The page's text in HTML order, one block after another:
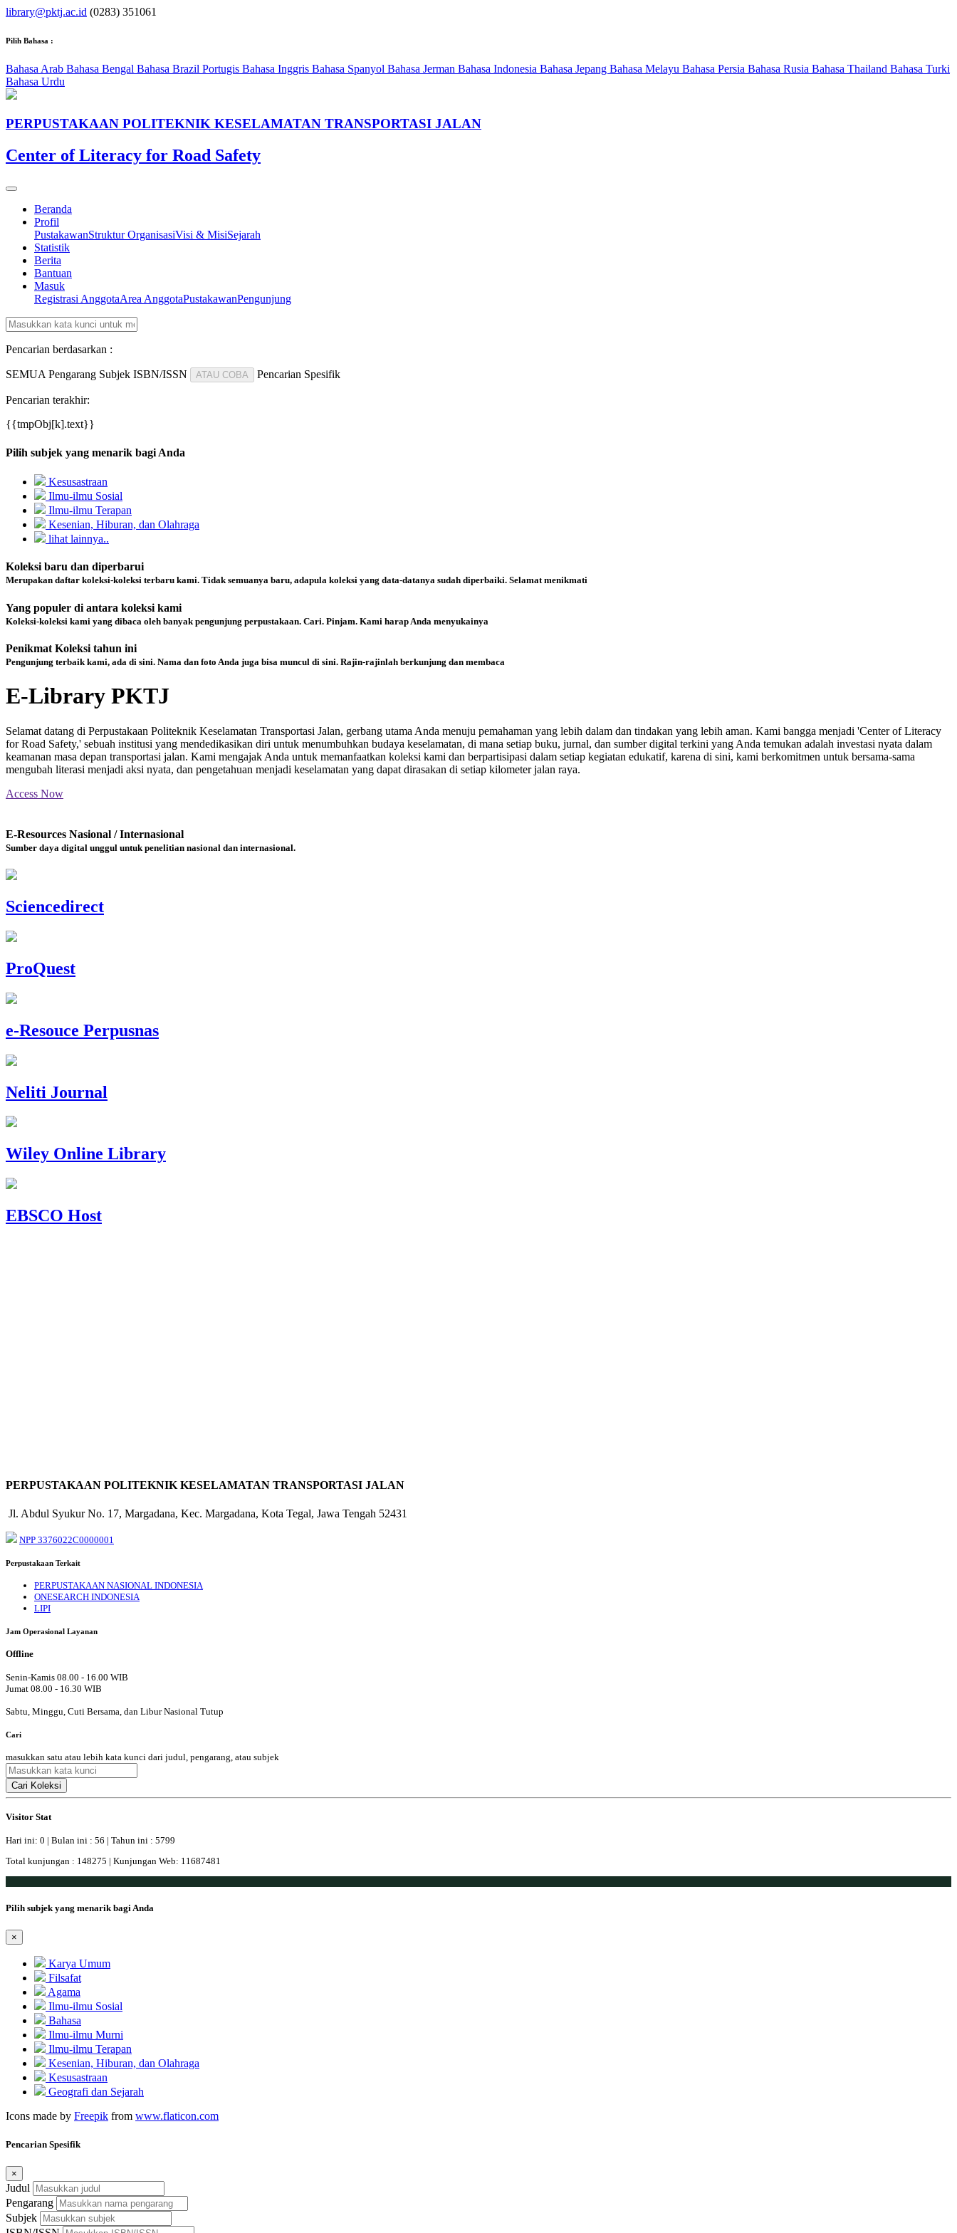
library@pktj.ac.id (0283) 351061
Pilih Bahasa :
Bahasa Arab Bahasa Bengal Bahasa Brazil Portugis Bahasa Inggris Bahasa Spanyol Bahasa Jerman Bahasa Indonesia Bahasa Jepang Bahasa Melayu Bahasa Persia Bahasa Rusia Bahasa Thailand Bahasa Turki
Bahasa Urdu
PERPUSTAKAAN POLITEKNIK KESELAMATAN TRANSPORTASI JALAN
Center of Literacy for Road Safety
Beranda
Profil
PustakawanStruktur OrganisasiVisi & MisiSejarah
Statistik
Berita
Bantuan
Masuk
Registrasi AnggotaArea AnggotaPustakawanPengunjung
Pencarian berdasarkan :
SEMUA Pengarang Subjek ISBN/ISSN ATAU COBA Pencarian Spesifik
Pencarian terakhir:
{{tmpObj[k].text}}
Pilih subjek yang menarik bagi Anda
Kesusastraan
Ilmu-ilmu Sosial
Ilmu-ilmu Terapan
Kesenian, Hiburan, dan Olahraga
lihat lainnya..
Koleksi baru dan diperbarui
Merupakan daftar koleksi-koleksi terbaru kami. Tidak semuanya baru, adapula koleksi yang data-datanya sudah diperbaiki. Selamat menikmati
Yang populer di antara koleksi kami
Koleksi-koleksi kami yang dibaca oleh banyak pengunjung perpustakaan. Cari. Pinjam. Kami harap Anda menyukainya
Penikmat Koleksi tahun ini
Pengunjung terbaik kami, ada di sini. Nama dan foto Anda juga bisa muncul di sini. Rajin-rajinlah berkunjung dan membaca
E-Library PKTJ
Selamat datang di Perpustakaan Politeknik Keselamatan Transportasi Jalan, gerbang utama Anda menuju pemahaman yang lebih dalam dan tindakan yang lebih aman. Kami bangga menjadi 'Center of Literacy
for Road Safety,' sebuah institusi yang mendedikasikan diri untuk menumbuhkan budaya keselamatan, di mana setiap buku, jurnal, dan sumber digital terkini yang Anda temukan adalah investasi nyata dalam
keamanan masa depan transportasi jalan. Kami mengajak Anda untuk memanfaatkan koleksi kami dan berpartisipasi dalam setiap kegiatan edukatif, karena di sini, kami berkomitmen untuk bersama-sama
mengubah literasi menjadi aksi nyata, dan pengetahuan menjadi keselamatan yang dapat dirasakan di setiap kilometer jalan raya.
Access Now
E-Resources Nasional / Internasional
Sumber daya digital unggul untuk penelitian nasional dan internasional.
Sciencedirect
ProQuest
e-Resouce Perpusnas
Neliti Journal
Wiley Online Library
EBSCO Host
PERPUSTAKAAN POLITEKNIK KESELAMATAN TRANSPORTASI JALAN
Jl. Abdul Syukur No. 17, Margadana, Kec. Margadana, Kota Tegal, Jawa Tengah 52431
NPP 3376022C0000001
Perpustakaan Terkait
PERPUSTAKAAN NASIONAL INDONESIA
ONESEARCH INDONESIA
LIPI
Jam Operasional Layanan
Offline
Senin-Kamis 08.00 - 16.00 WIB
Jumat 08.00 - 16.30 WIB
Sabtu, Minggu, Cuti Bersama, dan Libur Nasional Tutup
Cari
masukkan satu atau lebih kata kunci dari judul, pengarang, atau subjek
Cari Koleksi
Visitor Stat
Hari ini: 0 | Bulan ini : 56 | Tahun ini : 5799
Total kunjungan : 148275 | Kunjungan Web: 11687481
Pilih subjek yang menarik bagi Anda
×
Karya Umum
Filsafat
Agama
Ilmu-ilmu Sosial
Bahasa
Ilmu-ilmu Murni
Ilmu-ilmu Terapan
Kesenian, Hiburan, dan Olahraga
Kesusastraan
Geografi dan Sejarah
Icons made by Freepik from www.flaticon.com
Pencarian Spesifik
×
Judul
Pengarang
Subjek